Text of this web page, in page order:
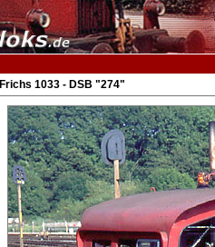
Frichs 1033 - DSB "274"